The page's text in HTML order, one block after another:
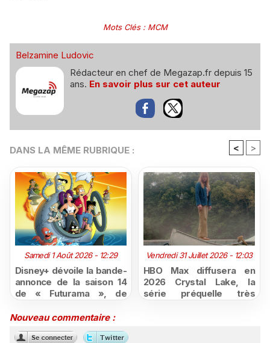
Mots Clés: MCM
Belzamine Ludovic
Rédacteur en chef de Megazap.fr depuis 15
ans. En savoir plus sur cet auteur
DANS LA MÊME RUBRIQUE : < >
Samedi 1 Août 2026 - 12:29
Disney+ dévoile la bande-
annonce de la saison 14
de « Futurama », de
Vendredi 31 Juillet 2026 - 12:03
HBO Max diffusera en
2026 Crystal Lake, la
série préquelle très
Nouveau commentaire :